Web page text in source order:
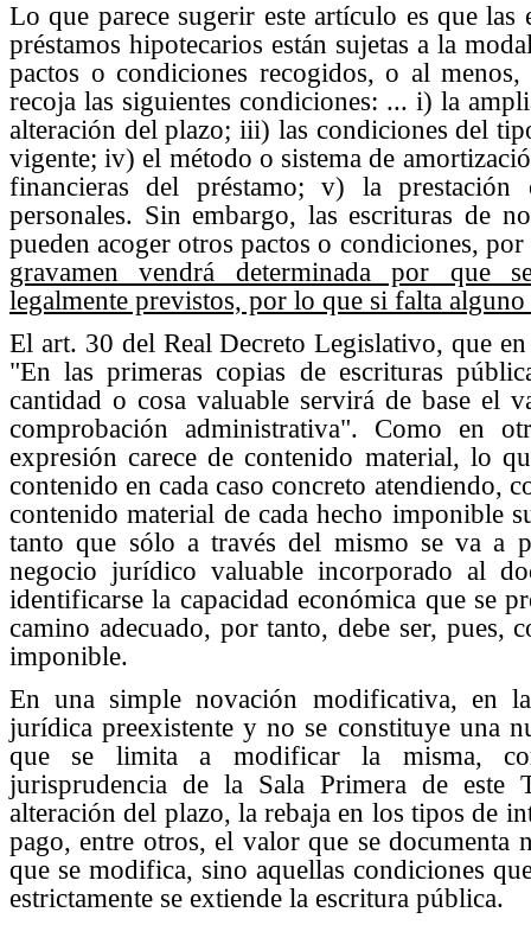
Lo que parece sugerir este artículo es que
préstamos hipotecarios están sujetas a la
pactos o condiciones recogidos, o al
recoja las siguientes condiciones: ... i) la
alteración del plazo; iii) las condiciones del
vigente; iv) el método o sistema de
financieras del préstamo; v) la
personales. Sin embargo, las escrituras de
pueden acoger otros pactos o condiciones,
gravamen vendrá determinada por que
legalmente previstos, por lo que si falta
El art. 30 del Real Decreto Legislativo, que
"En las primeras copias de escrituras
cantidad o cosa valuable servirá de base el
comprobación administrativa". Como en
expresión carece de contenido material, lo
contenido en cada caso concreto atendiendo,
contenido material de cada hecho imponible
tanto que sólo a través del mismo se va a
negocio jurídico valuable incorporado al
identificarse la capacidad económica que se
camino adecuado, por tanto, debe ser, pues,
imponible.
En una simple novación modificativa, en
jurídica preexistente y no se constituye una
que se limita a modificar la misma,
jurisprudencia de la Sala Primera de este
alteración del plazo, la rebaja en los tipos de
pago, entre otros, el valor que se documenta
que se modifica, sino aquellas condiciones
estrictamente se extiende la escritura pública.